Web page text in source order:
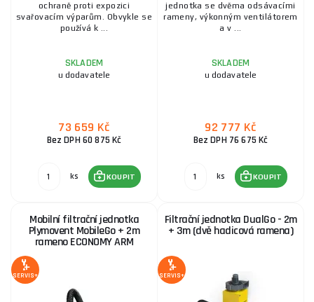
ochraně proti expozici
svařovacím výparům. Obvykle se
používá k ...
SKLADEM
u dodavatele
73 659 Kč
Bez DPH 60 875 Kč
ks KOUPIT
jednotka se dvěma odsávacími
rameny, výkonným ventilátorem
a v ...
SKLADEM
u dodavatele
92 777 Kč
Bez DPH 76 675 Kč
ks KOUPIT
Mobilní filtrační jednotka
Plymovent MobileGo + 2m
rameno ECONOMY ARM
SERVIS+
Filtrační jednotka DualGo - 2m
+ 3m (dvě hadicová ramena)
SERVIS+